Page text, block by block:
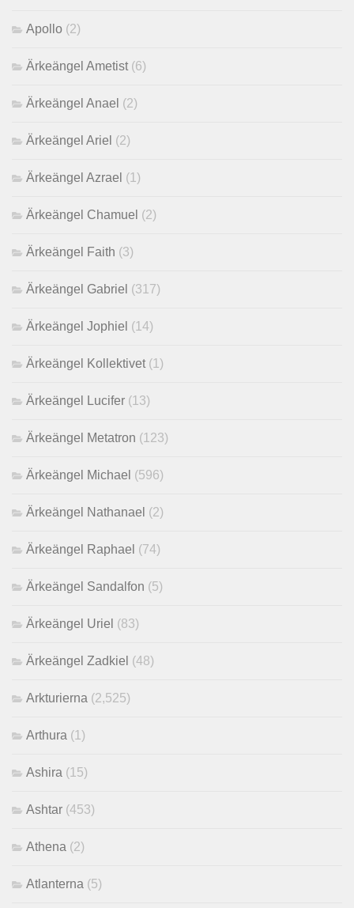
Apollo (2)
Ärkeängel Ametist (6)
Ärkeängel Anael (2)
Ärkeängel Ariel (2)
Ärkeängel Azrael (1)
Ärkeängel Chamuel (2)
Ärkeängel Faith (3)
Ärkeängel Gabriel (317)
Ärkeängel Jophiel (14)
Ärkeängel Kollektivet (1)
Ärkeängel Lucifer (13)
Ärkeängel Metatron (123)
Ärkeängel Michael (596)
Ärkeängel Nathanael (2)
Ärkeängel Raphael (74)
Ärkeängel Sandalfon (5)
Ärkeängel Uriel (83)
Ärkeängel Zadkiel (48)
Arkturierna (2,525)
Arthura (1)
Ashira (15)
Ashtar (453)
Athena (2)
Atlanterna (5)